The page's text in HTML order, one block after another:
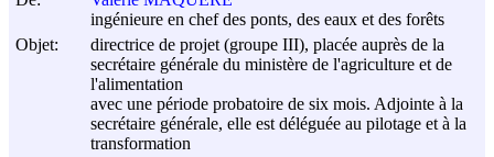
ingénieure en chef des ponts, des eaux et des forêts
Objet:
directrice de projet (groupe III), placée auprès de la
secrétaire générale du ministère de l'agriculture et de
l'alimentation
avec une période probatoire de six mois. Adjointe à la
secrétaire générale, elle est déléguée au pilotage et à la
transformation